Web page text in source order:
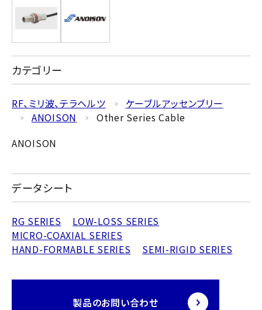
カテゴリー
RF、ミリ波、テラヘルツ
ケーブルアッセンブリー
ANOISON
Other Series Cable
ANOISON
データシート
RG SERIES
LOW-LOSS SERIES
MICRO-COAXIAL SERIES
HAND-FORMABLE SERIES
SEMI-RIGID SERIES
製品のお問い合わせ